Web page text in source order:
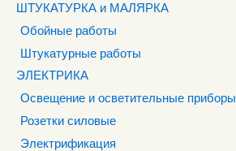
ШТУКАТУРКА и МАЛЯРКА
Обойные работы
Штукатурные работы
ЭЛЕКТРИКА
Освещение и осветительные приборы
Розетки силовые
Электрификация